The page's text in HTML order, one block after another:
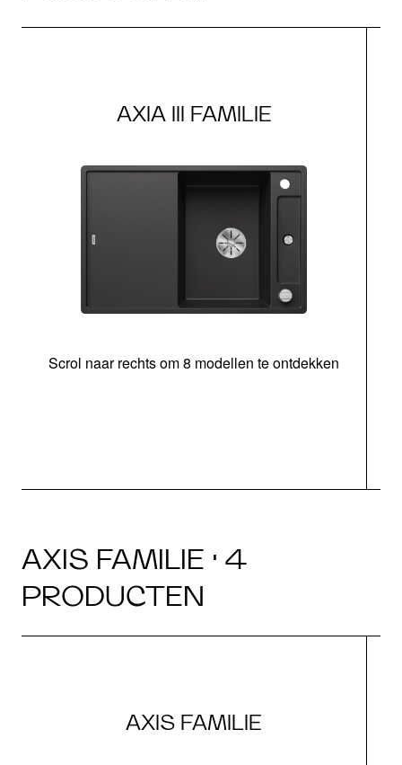
AXIA III FAMILIE
Scrol naar rechts om 8 modellen te ontdekken
AXIS FAMILIE · 4
PRODUCTEN
AXIS FAMILIE